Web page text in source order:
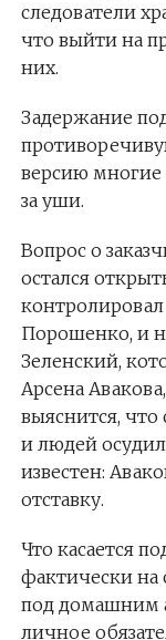
следователи
что выйти на
них.
Задержание
версию многие
за уши.
Вопрос о
остался
Порошенко, и
Зеленский,
Арсена
выяснится, что
и людей
известен:
отставку.
Что касается
фактически на
под домашним
личное